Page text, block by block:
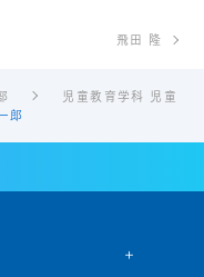
飛田 隆
児童教育学科 児童
郎